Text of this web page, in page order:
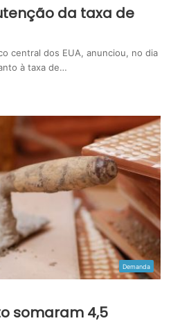
da taxa de
central dos EUA, anunciou, no dia
à taxa de…
Demanda
somaram 4,5